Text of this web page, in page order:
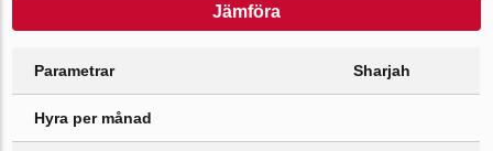
Jämföra
Parametrar Sharjah
Hyra per månad